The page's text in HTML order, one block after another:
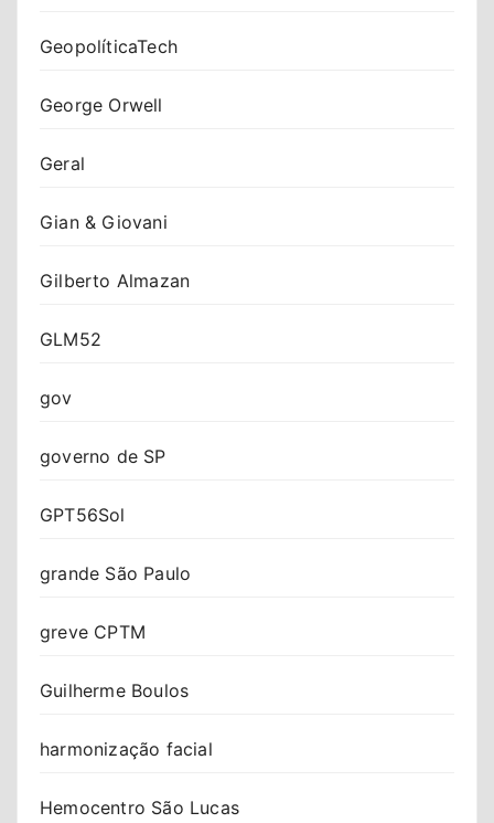
GeopolíticaTech
George Orwell
Geral
Gian & Giovani
Gilberto Almazan
GLM52
gov
governo de SP
GPT56Sol
grande São Paulo
greve CPTM
Guilherme Boulos
harmonização facial
Hemocentro São Lucas